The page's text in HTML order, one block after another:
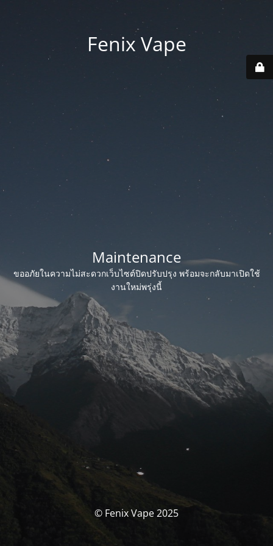
Fenix Vape
Maintenance
ขออภัยในความไม่สะดวกเว็บไซต์ปิดปรับปรุง พร้อมจะกลับมาเปิดใช้
งานใหม่พรุ่งนี้
© Fenix Vape 2025